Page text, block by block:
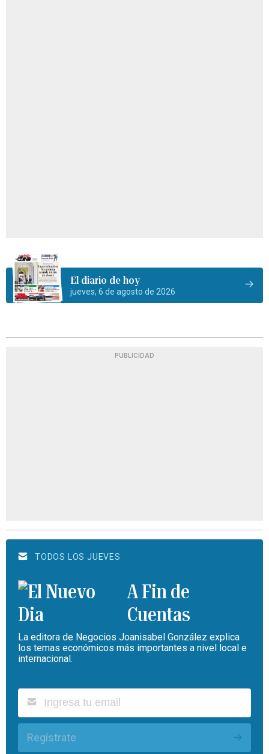
El diario de hoy
jueves, 6 de agosto de 2026
PUBLICIDAD
TODOS LOS JUEVES
A Fin de
Cuentas
La editora de Negocios Joanisabel González explica
los temas económicos más importantes a nivel local e
internacional.
Regístrate